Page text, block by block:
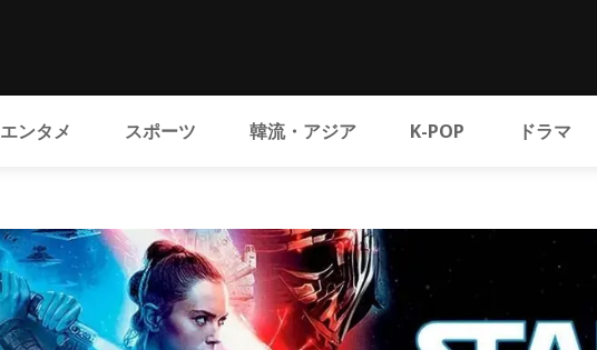
エンタメ スポーツ 韓流・アジア K-POP ドラマ